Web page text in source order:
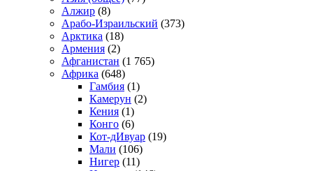
Алжир (8)
Арабо-Израильский (373)
Арктика (18)
Армения (2)
Афганистан (1 765)
Африка (648)
Гамбия (1)
Камерун (2)
Кения (1)
Конго (6)
Кот-дИвуар (19)
Мали (106)
Нигер (11)